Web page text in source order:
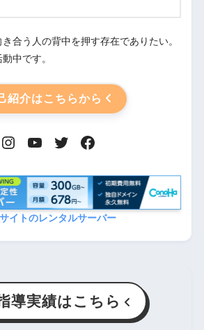
合う人の背中を押す存在でありたい。
中です。
紹介はこちらから
イトのレンタルサーバー
導実績はこちら